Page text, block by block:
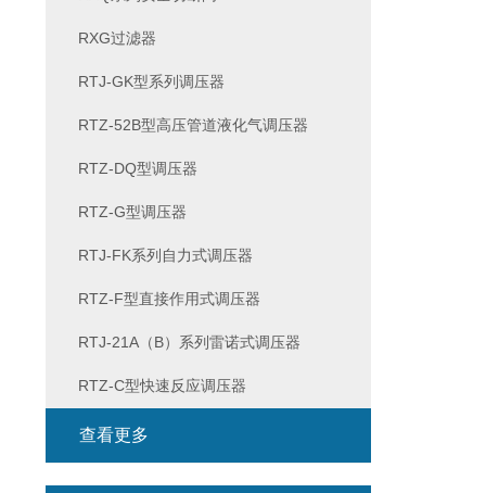
RXG过滤器
RTJ-GK型系列调压器
RTZ-52B型高压管道液化气调压器
RTZ-DQ型调压器
RTZ-G型调压器
RTJ-FK系列自力式调压器
RTZ-F型直接作用式调压器
RTJ-21A（B）系列雷诺式调压器
RTZ-C型快速反应调压器
查看更多